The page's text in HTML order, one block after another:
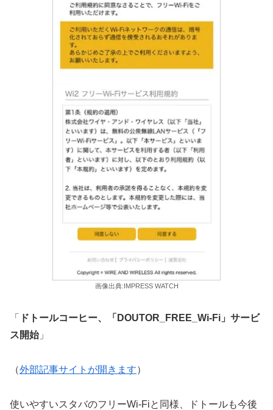
画像出典:IMPRESS WATCH
「
ドトールコーヒー、「DOUTOR_FREE_Wi-Fi」サービ
ス開始」
（外部記事サイトが開きます）
使いやすいスタバのフリーWi-Fiと同様、ドトールも今後